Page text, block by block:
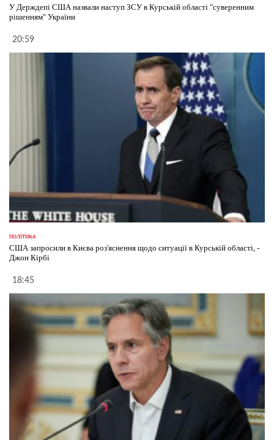
У Держдепі США назвали наступ ЗСУ в Курській області "суверенним
рішенням" України
20:59
політика
США запросили в Києва роз'яснення щодо ситуації в Курській області, -
Джон Кірбі
18:45